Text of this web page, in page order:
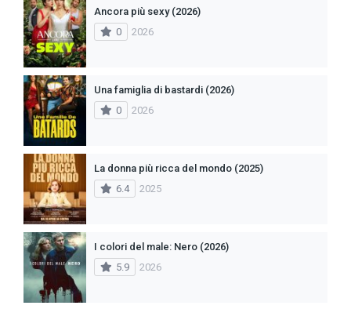
Ancora più sexy (2026)
0
2026
Una famiglia di bastardi (2026)
0
2026
La donna più ricca del mondo (2025)
6.4
2025
I colori del male: Nero (2026)
5.9
2026